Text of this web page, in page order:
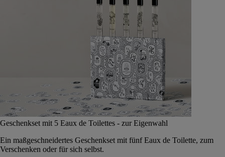
Geschenkset mit 5 Eaux de Toilettes - zur Eigenwahl
Ein maßgeschneidertes Geschenkset mit fünf Eaux de Toilette, zum
Verschenken oder für sich selbst.